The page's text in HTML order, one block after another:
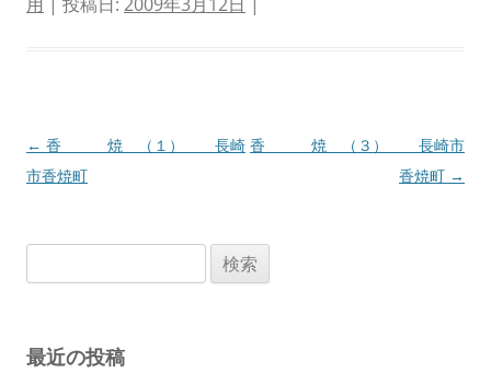
投
稿
ョ
← 香 焼 （１） 長崎
市香焼町
香 焼 （３） 長崎市
香焼町 →
索:
最近の投稿